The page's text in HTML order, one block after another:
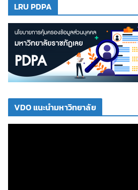
LRU PDPA
VDO แนะนำมหาวิทยาลัย